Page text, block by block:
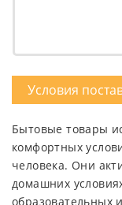
Условия
Бытовые товары
комфортных
человека. Они
домашних
образовательных